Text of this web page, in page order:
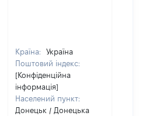
Країна:
Україна
Поштовий індекс:
[Конфіденційна
інформація]
Населений пункт:
Донецьк / Донецька